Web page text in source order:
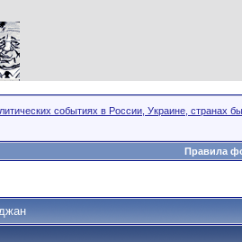
событиях в России, Украине, странах
Правила